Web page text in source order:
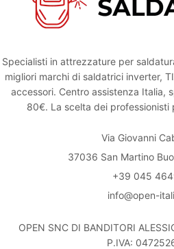
Specialisti in attrezzature per
migliori marchi di saldatrici inverter,
accessori. Centro assistenza Italia,
80€. La scelta dei
Via Giovanni
37036 San Martino
+39 045
info@open-
OPEN SNC DI BANDITORI
P.IVA: